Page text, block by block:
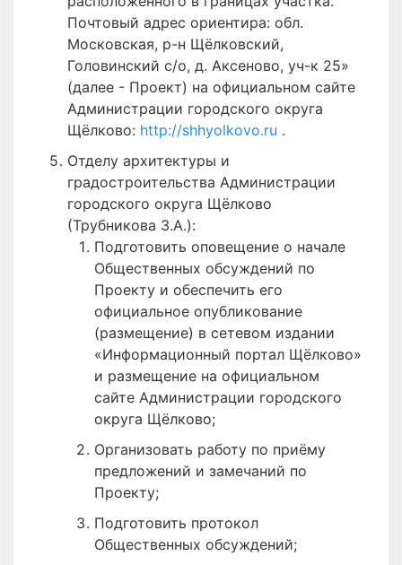
Почтовый адрес ориентира: обл.
Московская, р-н Щёлковский,
Головинский с/о, д. Аксеново, уч-к 25»
(далее - Проект) на официальном сайте
Администрации городского округа
Щёлково: http://shhyolkovo.ru .
Отделу архитектуры и
градостроительства Администрации
городского округа Щёлково
(Трубникова З.А.):
Подготовить оповещение о начале
Общественных обсуждений по
Проекту и обеспечить его
официальное опубликование
(размещение) в сетевом издании
«Информационный портал Щёлково»
и размещение на официальном
сайте Администрации городского
округа Щёлково;
Организовать работу по приёму
предложений и замечаний по
Проекту;
Подготовить протокол
Общественных обсуждений;